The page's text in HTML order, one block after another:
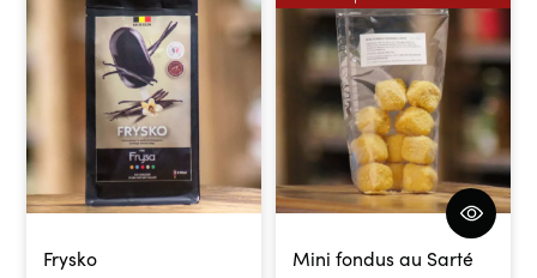
Frysko Mini fondus au Sarté